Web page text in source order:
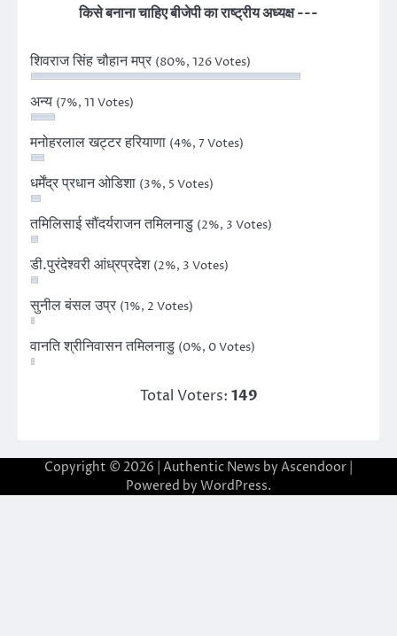
किसे बनाना चाहिए बीजेपी का राष्ट्रीय अध्यक्ष ---
शिवराज सिंह चौहान मप्र (80%, 126 Votes)
अन्य (7%, 11 Votes)
मनोहरलाल खट्टर हरियाणा (4%, 7 Votes)
धर्मेंद्र प्रधान ओडिशा (3%, 5 Votes)
तमिलिसाई सौंदर्यराजन तमिलनाडु (2%, 3 Votes)
डी.पुरंदेश्वरी आंध्रप्रदेश (2%, 3 Votes)
सुनील बंसल उप्र (1%, 2 Votes)
वानति श्रीनिवासन तमिलनाडु (0%, 0 Votes)
Total Voters: 149
Copyright © 2026 | Authentic News by Ascendoor
Powered by WordPress.